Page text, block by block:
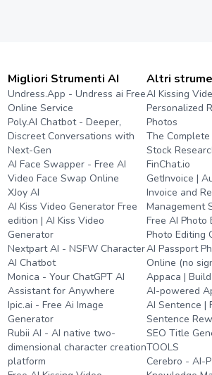
Migliori Strumenti AI
Undress.App - Undress ai Free
Online Service
Poly.AI Chatbot - Deeper,
Discreet Conversations with
Next-Gen
AI Face Swapper - Free AI
Video Face Swap Online
XJoy AI
AI Kiss Video Generator Free
edition | AI Kiss Video
Generator
Nextpart AI - NSFW Character
AI Chatbot
Monica - Your ChatGPT AI
Assistant for Anywhere
Ipic.ai - Free Ai Image
Generator
Rubii AI - AI native two-
dimensional character creation
platform
Altri
AI Kissing
Personalized
Photos
The
Stock
FinChat.io
GetInvoice |
Invoice and
Management
Free AI Photo
Photo Editing
AI Passport
Online (no
Appaca |
AI-powered
AI Sentence |
Sentence
SEO Title
TOOLS
Cerebro - AI-